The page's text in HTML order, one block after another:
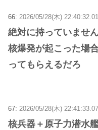
66: 2026/05/28(木)
絶対に持っていませ
核爆発が起こった場
ってもらえるだろ
67: 2026/05/28(木)
核兵器＋原子力潜水